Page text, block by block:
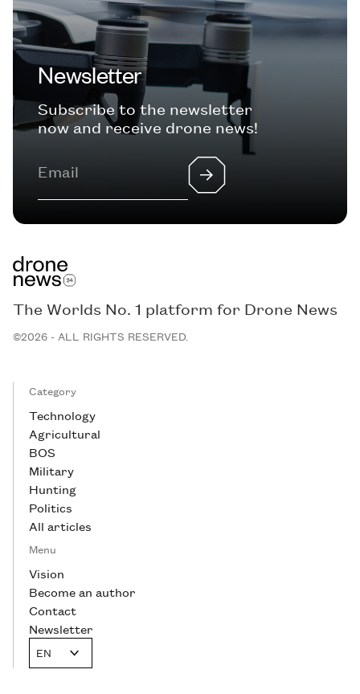
Newsletter
Subscribe to the newsletter
now and receive drone news!
The Worlds No. 1 platform for Drone News
©2026 - ALL RIGHTS RESERVED.
Category
Technology
Agricultural
BOS
Military
Hunting
Politics
All articles
Menu
Vision
Become an author
Contact
Newsletter
EN